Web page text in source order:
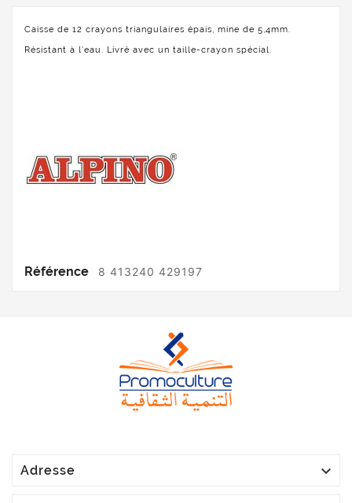
Caisse de 12 crayons triangulaires épais, mine de 5,4mm.
Résistant à l’eau. Livré avec un taille-crayon spécial.
Référence 8 413240 429197
Adresse 